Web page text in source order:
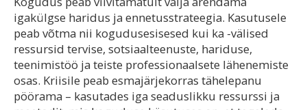
igakülgse haridus ja ennetusstrateegia. Kasutusele
peab võtma nii kogudusesisesed kui ka -välised
ressursid tervise, sotsiaalteenuste, hariduse,
teenimistöö ja teiste professionaalsete lähenemiste
osas. Kriisile peab esmajärjekorras tähelepanu
pöörama – kasutades iga seaduslikku ressurssi ja